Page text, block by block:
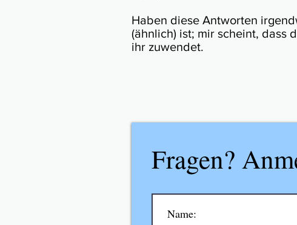
Haben diese Antworten
(ähn­lich) ist; mir scheint, dass
ihr zuwendet.
Fragen?